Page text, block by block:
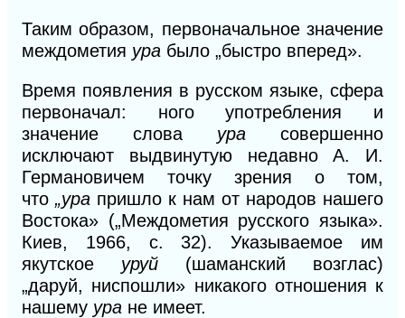
Таким образом, первоначальное значение
междометия ура было „быстро вперед».
Время появления в русском языке, сфера
первоначал: ного употребления и
значение слова ура совершенно
исключают выдвинутую недавно А. И.
Германовичем точку зрения о том,
что „ура пришло к нам от народов нашего
Востока» („Междометия русского языка».
Киев, 1966, с. 32). Указываемое им
якутское уруй (шаманский возглас)
„даруй, ниспошли» никакого отношения к
нашему ура не имеет.